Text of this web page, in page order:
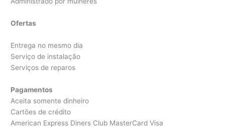
Ofertas
Entrega no mesmo dia
Serviço de instalação
Serviços de reparos
Pagamentos
Aceita somente dinheiro
Cartões de crédito
American Express Diners Club MasterCard Visa